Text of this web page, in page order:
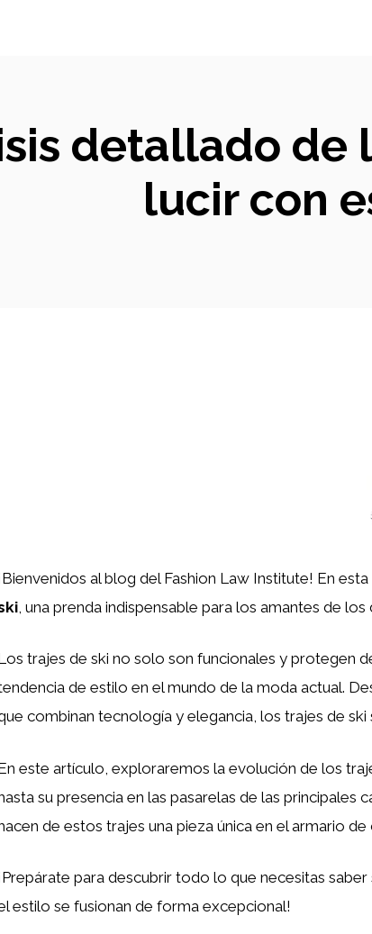
detallado de
lucir con
al blog del Fashion Law Institute! En
, una prenda indispensable para los amantes de
trajes de ski no solo son funcionales y protegen
de estilo en el mundo de la moda actual.
combinan tecnología y elegancia, los trajes de
este artículo, exploraremos la evolución de los
su presencia en las pasarelas de las
de estos trajes una pieza única en el armario
para descubrir todo lo que necesitas
estilo se fusionan de forma excepcional!